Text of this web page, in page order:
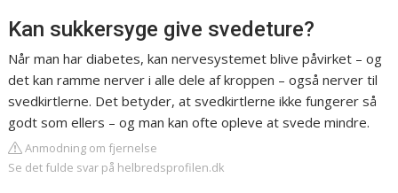
Kan sukkersyge give svedeture?
Når man har diabetes, kan nervesystemet blive påvirket – og
det kan ramme nerver i alle dele af kroppen – også nerver til
svedkirtlerne. Det betyder, at svedkirtlerne ikke fungerer så
godt som ellers – og man kan ofte opleve at svede mindre.
Anmodning om fjernelse
Se det fulde svar på helbredsprofilen.dk